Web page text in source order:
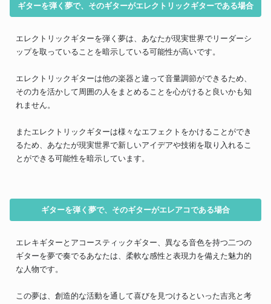
ギターを弾く夢で、そのギターがエレクトリックギターである場合
エレクトリックギターを弾く夢は、あなたが現実世界でリーダーシ
ップを取っていることを暗示している可能性が高いです。
エレクトリックギターは他の楽器と違って音量調節ができるため、
その力を活かして周囲の人をまとめることを心がけると良いかも知
れません。
またエレクトリックギターは様々なエフェクトをかけることができ
るため、あなたが現実世界で新しいアイデアや技術を取り入れるこ
とができる可能性を暗示しています。
ギターを弾く夢で、そのギターがエレアコである場合
エレキギターとアコースティックギター、異なる音色を持つ二つの
ギターを夢で奏でるあなたは、柔軟な感性と表現力を備えた魅力的
な人物です。
この夢は、創造的な活動を通して喜びを見つけるといった吉兆と考